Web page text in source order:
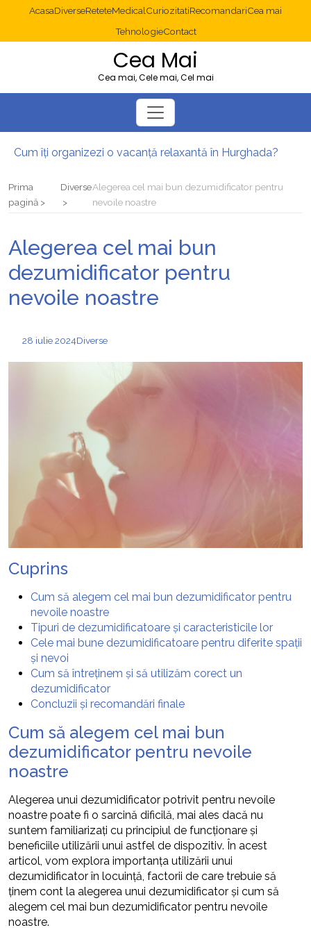
AcasaDiverseReteteMedicalCuriozitatiRecomandariCea mai
TehnologieContact
Cea Mai
Cea mai, Cele mai, Cel mai
Cum îți organizezi o vacanță relaxantă în Hurghada?
Multisite WordPress și Mastodon: cum gestionezi mai multe site-uri
Prima
pagină
DiverseAlegerea cel mai bun dezumidificator pentru
nevoile noastre
Alegerea cel mai bun
dezumidificator pentru
nevoile noastre
28 iulie 2024Diverse
Cuprins
Cum să alegem cel mai bun dezumidificator pentru
nevoile noastre
Tipuri de dezumidificatoare și caracteristicile lor
Cele mai bune dezumidificatoare pentru diferite spații
și nevoi
Cum să întreținem și să utilizăm corect un
dezumidificator
Concluzii și recomandări finale
Cum să alegem cel mai bun
dezumidificator pentru nevoile
noastre
Alegerea unui dezumidificator potrivit pentru nevoile
noastre poate fi o sarcină dificilă, mai ales dacă nu
suntem familiarizați cu principiul de funcționare și
beneficiile utilizării unui astfel de dispozitiv. În acest
articol, vom explora importanța utilizării unui
dezumidificator în locuință, factorii de care trebuie să
ținem cont la alegerea unui dezumidificator și cum să
alegem cel mai bun dezumidificator pentru nevoile
noastre.